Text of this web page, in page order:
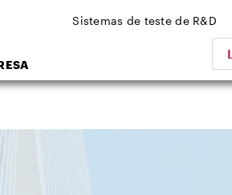
Sistemas de teste de R&D